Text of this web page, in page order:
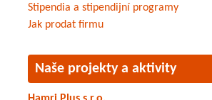
Stipendia a stipendijní programy
Jak prodat firmu
Naše projekty a aktivity